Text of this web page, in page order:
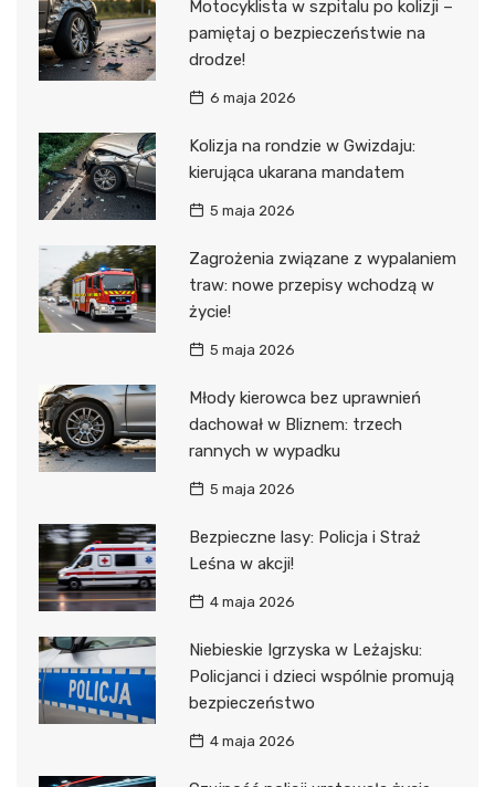
Motocyklista w szpitalu po kolizji –
pamiętaj o bezpieczeństwie na
drodze!
6 maja 2026
Kolizja na rondzie w Gwizdaju:
kierująca ukarana mandatem
5 maja 2026
Zagrożenia związane z wypalaniem
traw: nowe przepisy wchodzą w
życie!
5 maja 2026
Młody kierowca bez uprawnień
dachował w Bliznem: trzech
rannych w wypadku
5 maja 2026
Bezpieczne lasy: Policja i Straż
Leśna w akcji!
4 maja 2026
Niebieskie Igrzyska w Leżajsku:
Policjanci i dzieci wspólnie promują
bezpieczeństwo
4 maja 2026